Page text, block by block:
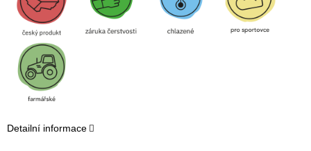
Detailní informace